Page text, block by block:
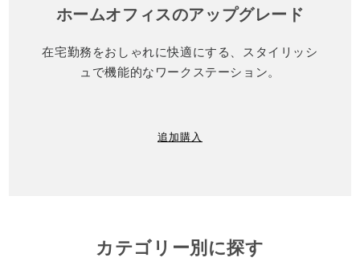
ホームオフィスのアップグレード
在宅勤務をおしゃれに快適にする、スタイリッシ
ュで機能的なワークステーション。
追加購入
カテゴリー別に探す